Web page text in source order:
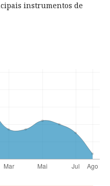
instrumentos de